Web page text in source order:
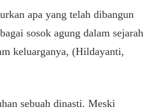
apa yang telah dibangun
sosok agung dalam sejarah
keluarganya, (Hildayanti,
sebuah dinasti. Meski